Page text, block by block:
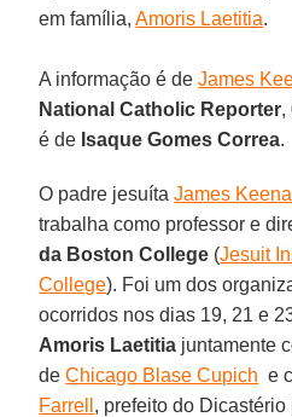
em família,Amoris Laetitia.
A informação é deJames
National Catholic Reporter,
é de Isaque Gomes Correa.
O padre jesuítaJames
trabalha como professor e
da Boston College (Jesuit
College). Foi um dos
ocorridos nos dias 19, 21 e
Amoris Laetitia juntamente
deChicago Blase Cupich e
Farrell , prefeito do